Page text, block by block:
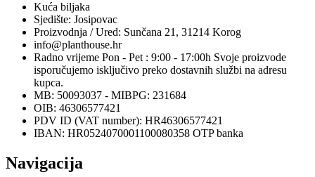
Kuća biljaka
Sjedište: Josipovac
Proizvodnja / Ured: Sunčana 21, 31214 Korog
info@planthouse.hr
Radno vrijeme Pon - Pet : 9:00 - 17:00h Svoje proizvode
isporučujemo isključivo preko dostavnih službi na adresu
kupca.
MB: 50093037 - MIBPG: 231684
OIB: 46306577421
PDV ID (VAT number): HR46306577421
IBAN: HR0524070001100080358 OTP banka
Navigacija